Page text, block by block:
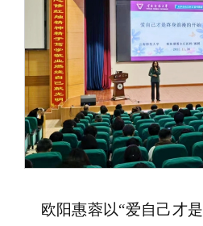
欧阳惠蓉以“爱自己才